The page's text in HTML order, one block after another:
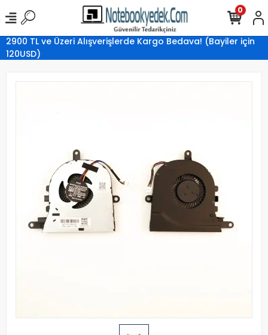
2900 TL ve Üzeri Alışverişlerde Kargo Bedava! (Bayiler için
120USD)
0